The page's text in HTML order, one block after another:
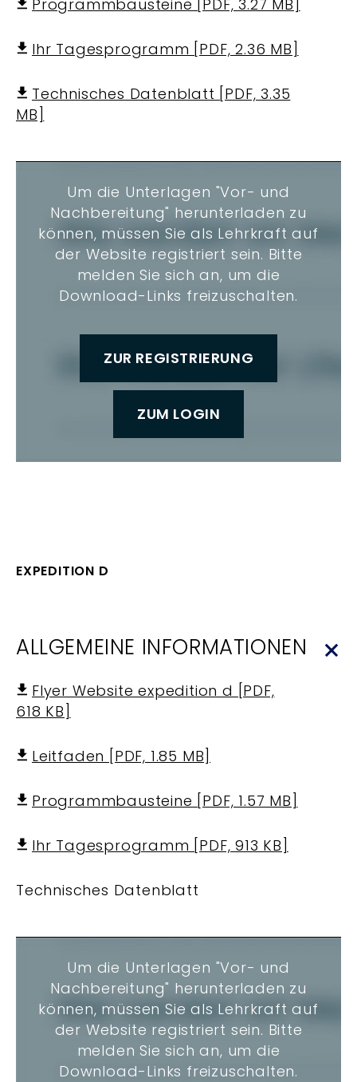
Programmbausteine [PDF, 3.27 MB]
Ihr Tagesprogramm [PDF, 2.36 MB]
Technisches Datenblatt [PDF, 3.35
MB]
Um die Unterlagen "Vor- und
Nachbereitung" herunterladen zu
können, müssen Sie als Lehrkraft auf
der Website registriert sein. Bitte
melden Sie sich an, um die
Download-Links freizuschalten.
ZUR REGISTRIERUNG
ZUM LOGIN
EXPEDITION D
ALLGEMEINE INFORMATIONEN
Flyer Website expedition d [PDF,
618 KB]
Leitfaden [PDF, 1.85 MB]
Programmbausteine [PDF, 1.57 MB]
Ihr Tagesprogramm [PDF, 913 KB]
Technisches Datenblatt
Um die Unterlagen "Vor- und
Nachbereitung" herunterladen zu
können, müssen Sie als Lehrkraft auf
der Website registriert sein. Bitte
melden Sie sich an, um die
Download-Links freizuschalten.